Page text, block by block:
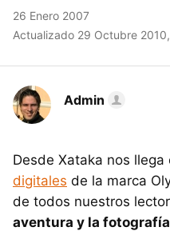
26 Enero 2007
Actualizado 29 Octubre
Admin
Desde Xataka nos
digitales de la marca
de todos nuestros
aventura y la fotografía